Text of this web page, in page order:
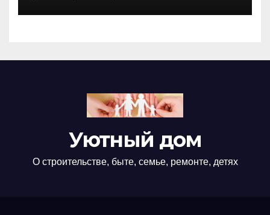
Уютный дом
О строительстве, быте, семье, ремонте, детях